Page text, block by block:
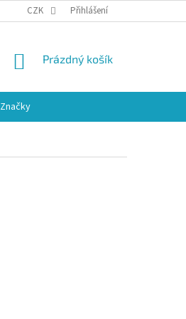
CZK Přihlášení
NÁKUPNÍ
Prázdný košík
Značky